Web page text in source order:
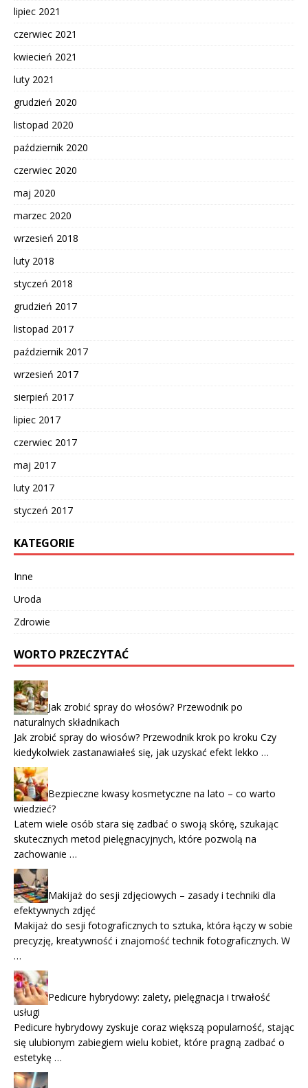
lipiec 2021
czerwiec 2021
kwiecień 2021
luty 2021
grudzień 2020
listopad 2020
październik 2020
czerwiec 2020
maj 2020
marzec 2020
wrzesień 2018
luty 2018
styczeń 2018
grudzień 2017
listopad 2017
październik 2017
wrzesień 2017
sierpień 2017
lipiec 2017
czerwiec 2017
maj 2017
luty 2017
styczeń 2017
KATEGORIE
Inne
Uroda
Zdrowie
WORTO PRZECZYTAĆ
Jak zrobić spray do włosów? Przewodnik po
naturalnych składnikach
Jak zrobić spray do włosów? Przewodnik krok po kroku Czy
kiedykolwiek zastanawiałeś się, jak uzyskać efekt lekko …
Bezpieczne kwasy kosmetyczne na lato – co warto
wiedzieć?
Latem wiele osób stara się zadbać o swoją skórę, szukając
skutecznych metod pielęgnacyjnych, które pozwolą na
zachowanie …
Makijaż do sesji zdjęciowych – zasady i techniki dla
efektywnych zdjęć
Makijaż do sesji fotograficznych to sztuka, która łączy w sobie
precyzję, kreatywność i znajomość technik fotograficznych. W
…
Pedicure hybrydowy: zalety, pielęgnacja i trwałość
usługi
Pedicure hybrydowy zyskuje coraz większą popularność, stając
się ulubionym zabiegiem wielu kobiet, które pragną zadbać o
estetykę …